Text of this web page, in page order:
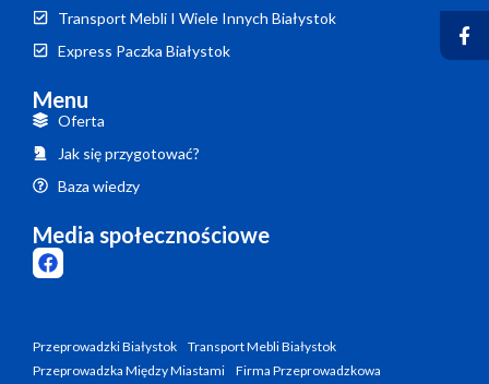
Transport Mebli I Wiele Innych Białystok
Express Paczka Białystok
Menu
Oferta
Jak się przygotować?
Baza wiedzy
Media społecznościowe
Przeprowadzki Białystok
Transport Mebli Białystok
Przeprowadzka Między Miastami
Firma Przeprowadzkowa